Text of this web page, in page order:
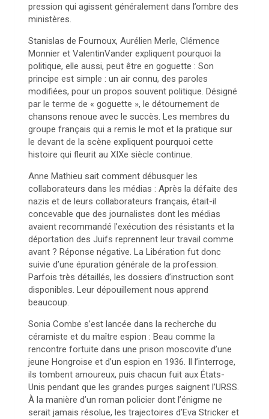
pression qui agissent généralement dans l’ombre des
ministères.
Stanislas de Fournoux, Aurélien Merle, Clémence
Monnier et ValentinVander expliquent pourquoi la
politique, elle aussi, peut être en goguette : Son
principe est simple : un air connu, des paroles
modifiées, pour un propos souvent politique. Désigné
par le terme de « goguette », le détournement de
chansons renoue avec le succès. Les membres du
groupe français qui a remis le mot et la pratique sur
le devant de la scène expliquent pourquoi cette
histoire qui fleurit au XIXe siècle continue.
Anne Mathieu sait comment débusquer les
collaborateurs dans les médias : Après la défaite des
nazis et de leurs collaborateurs français, était-il
concevable que des journalistes dont les médias
avaient recommandé l’exécution des résistants et la
déportation des Juifs reprennent leur travail comme
avant ? Réponse négative. La Libération fut donc
suivie d’une épuration générale de la profession.
Parfois très détaillés, les dossiers d’instruction sont
disponibles. Leur dépouillement nous apprend
beaucoup.
Sonia Combe s’est lancée dans la recherche du
céramiste et du maître espion : Beau comme la
rencontre fortuite dans une prison moscovite d’une
jeune Hongroise et d’un espion en 1936. Il l’interroge,
ils tombent amoureux, puis chacun fuit aux États-
Unis pendant que les grandes purges saignent l’URSS.
À la manière d’un roman policier dont l’énigme ne
serait jamais résolue, les trajectoires d’Eva Stricker et